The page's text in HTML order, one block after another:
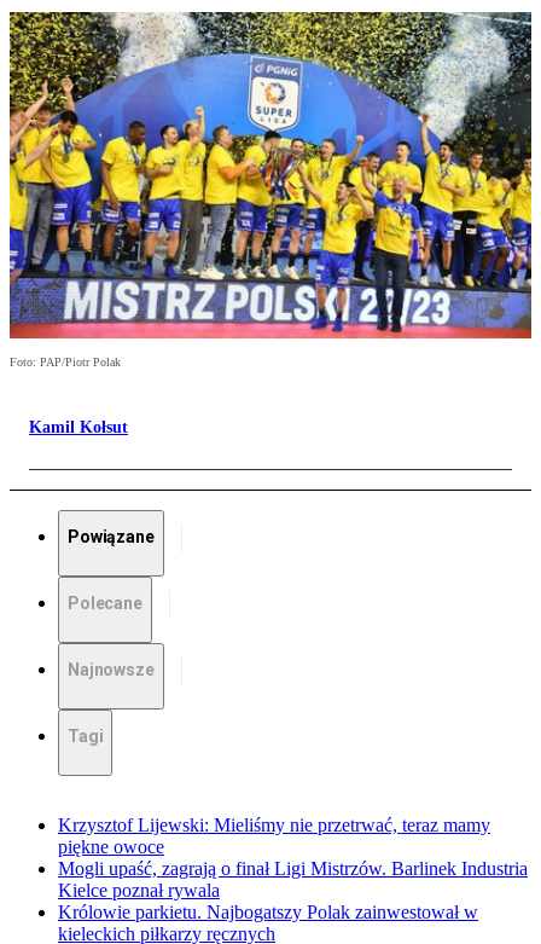
Foto: PAP/Piotr Polak
Kamil Kołsut
Powiązane
Polecane
Najnowsze
Tagi
Krzysztof Lijewski: Mieliśmy nie przetrwać, teraz mamy
piękne owoce
Mogli upaść, zagrają o finał Ligi Mistrzów. Barlinek Industria
Kielce poznał rywala
Królowie parkietu. Najbogatszy Polak zainwestował w
kieleckich piłkarzy ręcznych